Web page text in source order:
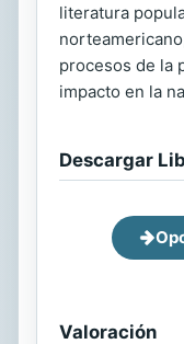
literatura
procesos de la
impacto en la
Descargar
Valoración